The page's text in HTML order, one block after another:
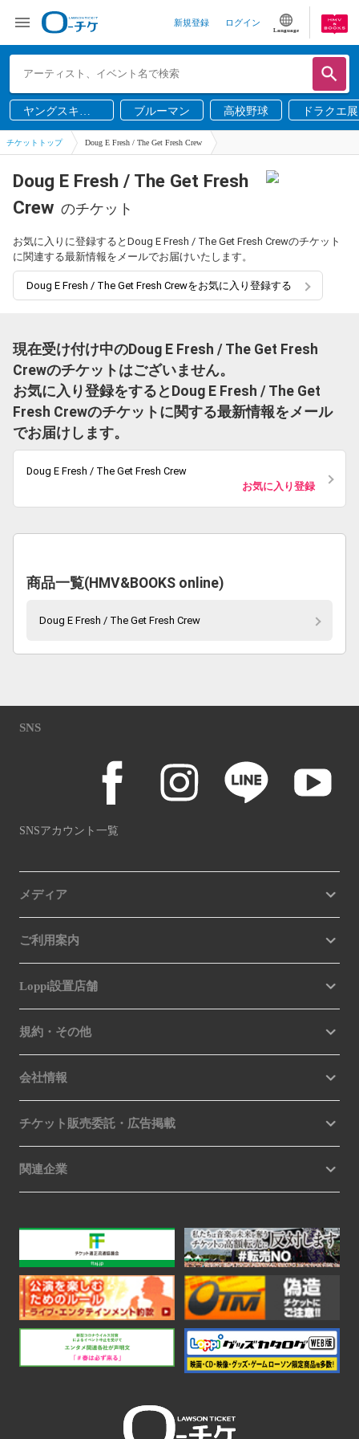
新規登録 ログイン
Language
ヤングスキニ
ー
ブルーマン 高校野球 ドラクエ展
チケットトップ Doug E Fresh / The Get Fresh Crew
Doug E Fresh / The Get Fresh
Crew のチケット
お気に入りに登録するとDoug E Fresh / The Get Fresh Crewのチケット
に関連する最新情報をメールでお届けいたします。
Doug E Fresh / The Get Fresh Crewをお気に入り登録する
現在受け付け中のDoug E Fresh / The Get Fresh
Crewのチケットはございません。
お気に入り登録をするとDoug E Fresh / The Get
Fresh Crewのチケットに関する最新情報をメール
でお届けします。
Doug E Fresh / The Get Fresh Crew
お気に入り登録
商品一覧(HMV&BOOKS online)
Doug E Fresh / The Get Fresh Crew
SNS
SNSアカウント一覧
メディア
ご利用案内
Loppi設置店舗
規約・その他
会社情報
チケット販売委託・広告掲載
関連企業